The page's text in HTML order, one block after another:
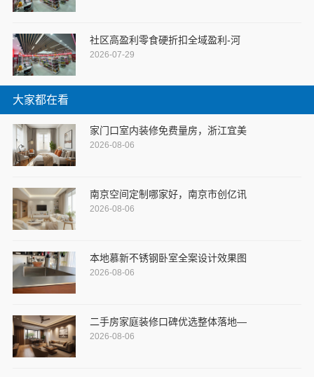
社区高盈利零食硬折扣全域盈利-河
2026-07-29
大家都在看
家门口室内装修免费量房，浙江宜美
2026-08-06
南京空间定制哪家好，南京市创亿讯
2026-08-06
本地慕新不锈钢卧室全案设计效果图
2026-08-06
二手房家庭装修口碑优选整体落地—
2026-08-06